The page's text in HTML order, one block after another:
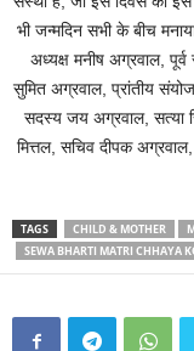
भी जन्मदिन सभी के बीच
अध्यक्ष मनीष अग्रवाल,
सुमित अग्रवाल, प्रांतीय
सदस्य जय अग्रवाल, सत्या
मित्तल, सचिव दीपक
TAGS CHILD & MOTHER
SEWA BHARTI MATRI CHHAYA